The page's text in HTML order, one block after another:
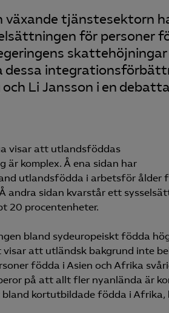
växande tjänstesektorn
för personer
Li Jansson i en
visar att utlandsföddas
är komplex. Å ena sidan har
utlandsfödda i arbetsför ålder
andra sidan kvarstår ett
20 procentenheter.
bland sydeuropeiskt födda
att utländsk bakgrund inte
födda i Asien och Afrika
på att allt fler nyanlända är
kortutbildade födda i Afrika,